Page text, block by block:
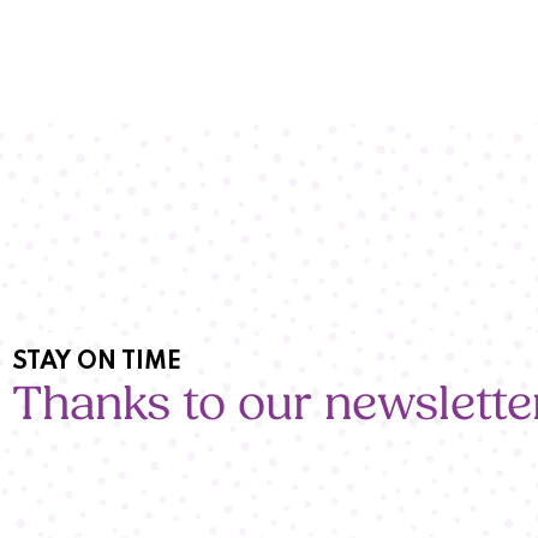
STAY ON TIME
Thanks to our